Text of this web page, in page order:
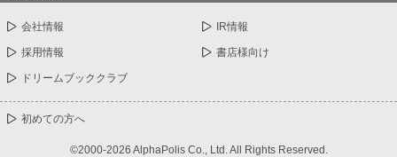
会社情報 IR情報
採用情報 書店様向け
ドリームブッククラブ
初めての方へ
©2000-2026 AlphaPolis Co., Ltd. All Rights Reserved.